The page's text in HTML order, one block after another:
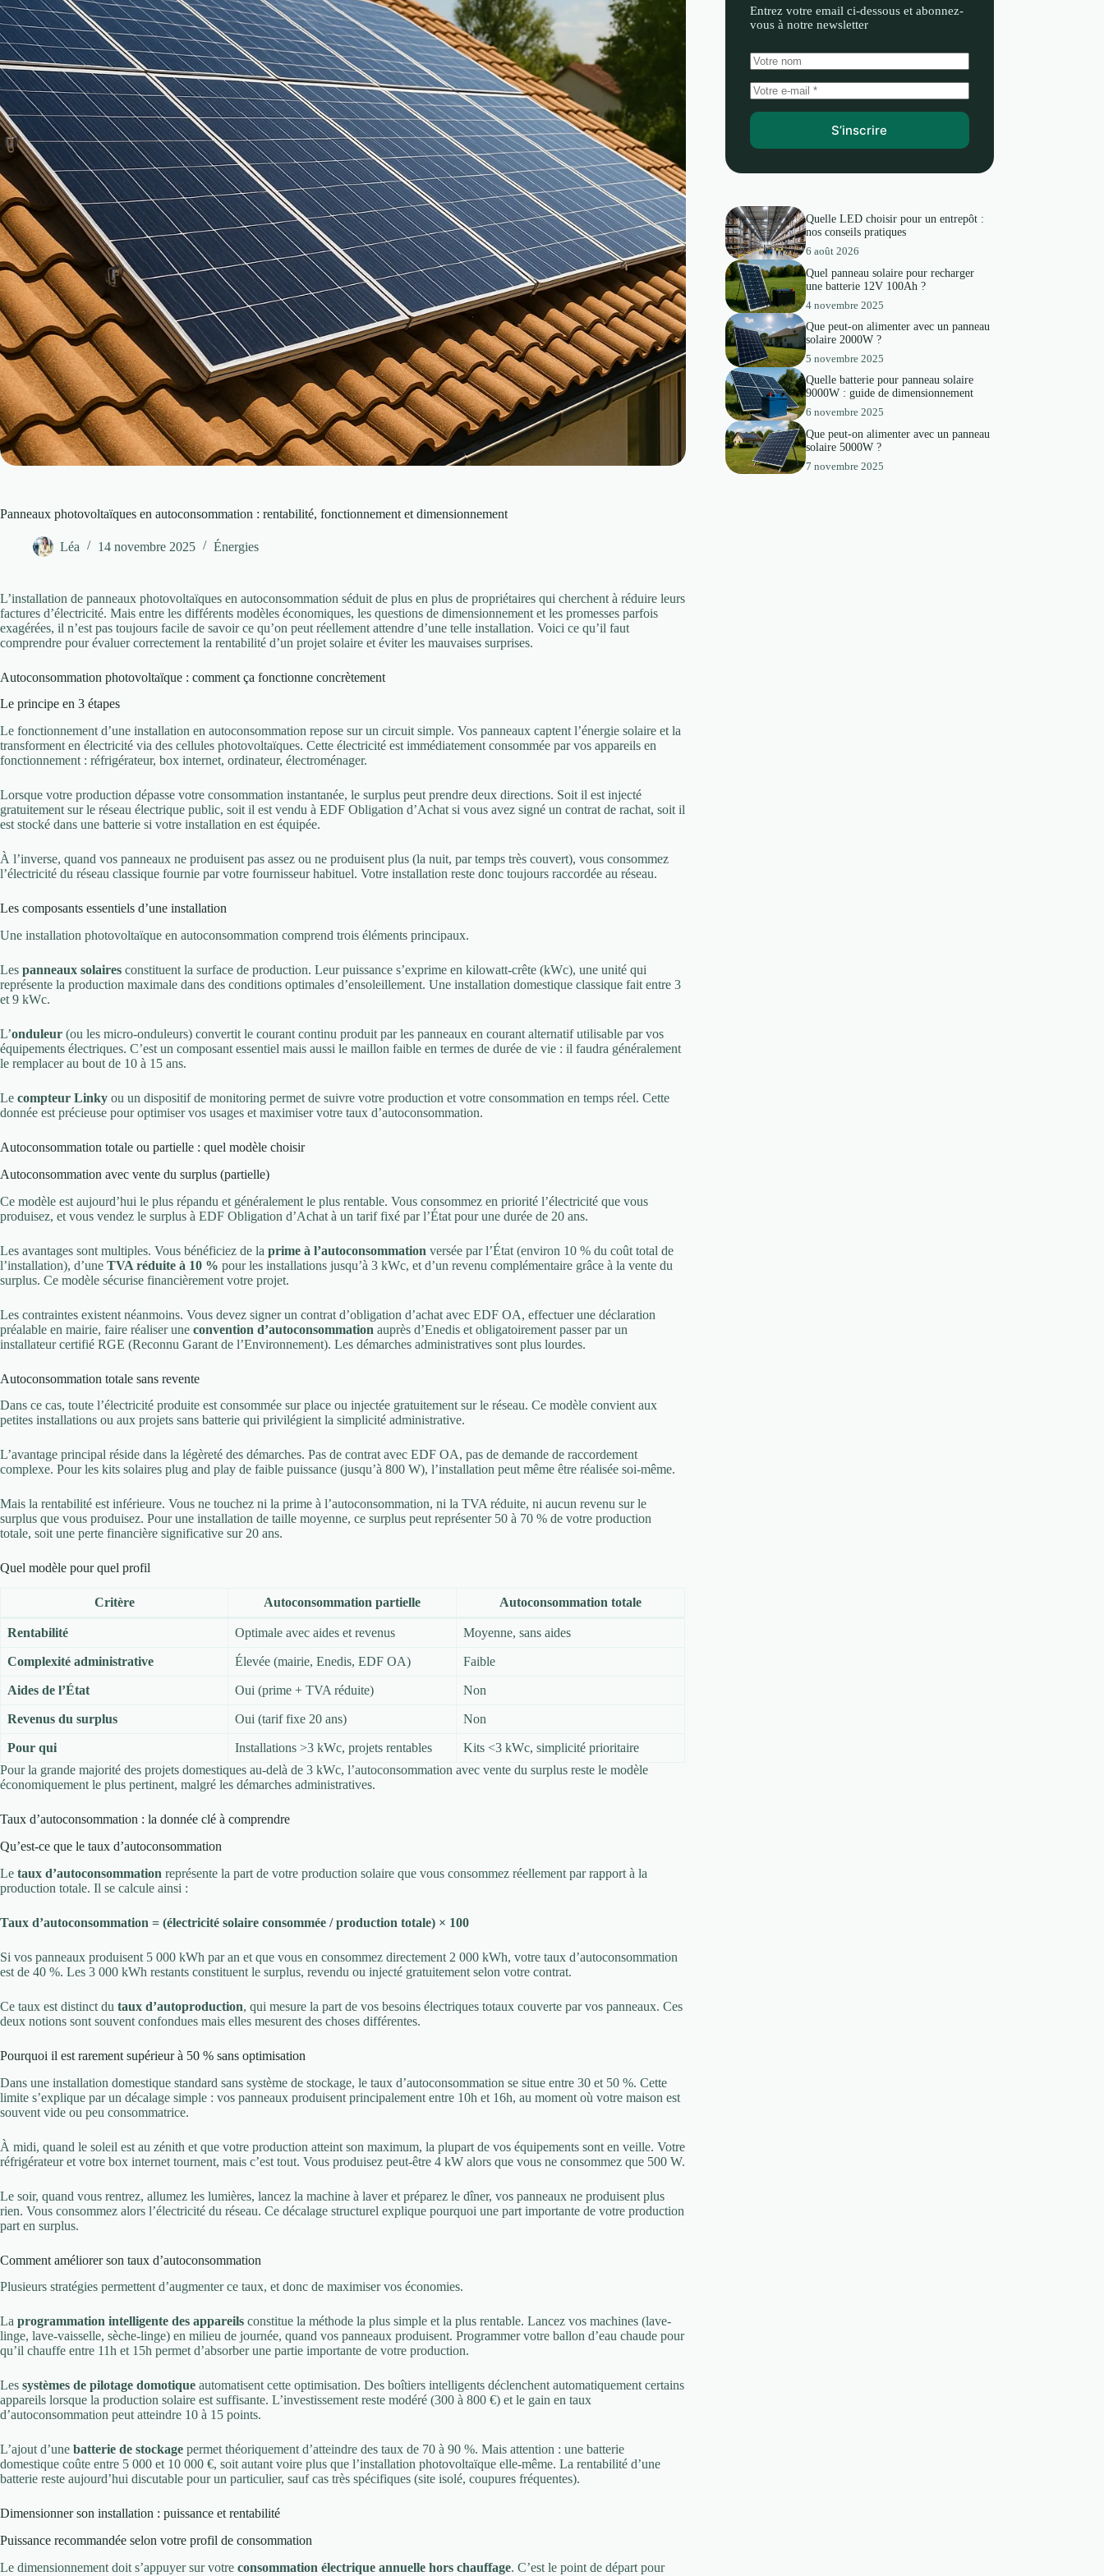
Panneaux photovoltaïques en autoconsommation : rentabilité, fonctionnement et dimensionnement
Léa 14 novembre 2025 Énergies
L’installation de panneaux photovoltaïques en autoconsommation séduit de plus en plus de propriétaires qui cherchent à réduire leurs
factures d’électricité. Mais entre les différents modèles économiques, les questions de dimensionnement et les promesses parfois
exagérées, il n’est pas toujours facile de savoir ce qu’on peut réellement attendre d’une telle installation. Voici ce qu’il faut
comprendre pour évaluer correctement la rentabilité d’un projet solaire et éviter les mauvaises surprises.
Autoconsommation photovoltaïque : comment ça fonctionne concrètement
Le principe en 3 étapes
Le fonctionnement d’une installation en autoconsommation repose sur un circuit simple. Vos panneaux captent l’énergie solaire et la
transforment en électricité via des cellules photovoltaïques. Cette électricité est immédiatement consommée par vos appareils en
fonctionnement : réfrigérateur, box internet, ordinateur, électroménager.
Lorsque votre production dépasse votre consommation instantanée, le surplus peut prendre deux directions. Soit il est injecté
gratuitement sur le réseau électrique public, soit il est vendu à EDF Obligation d’Achat si vous avez signé un contrat de rachat, soit il
est stocké dans une batterie si votre installation en est équipée.
À l’inverse, quand vos panneaux ne produisent pas assez ou ne produisent plus (la nuit, par temps très couvert), vous consommez
l’électricité du réseau classique fournie par votre fournisseur habituel. Votre installation reste donc toujours raccordée au réseau.
Les composants essentiels d’une installation
Une installation photovoltaïque en autoconsommation comprend trois éléments principaux.
Les panneaux solaires constituent la surface de production. Leur puissance s’exprime en kilowatt-crête (kWc), une unité qui
représente la production maximale dans des conditions optimales d’ensoleillement. Une installation domestique classique fait entre 3
et 9 kWc.
L’onduleur (ou les micro-onduleurs) convertit le courant continu produit par les panneaux en courant alternatif utilisable par vos
équipements électriques. C’est un composant essentiel mais aussi le maillon faible en termes de durée de vie : il faudra généralement
le remplacer au bout de 10 à 15 ans.
Le compteur Linky ou un dispositif de monitoring permet de suivre votre production et votre consommation en temps réel. Cette
donnée est précieuse pour optimiser vos usages et maximiser votre taux d’autoconsommation.
Autoconsommation totale ou partielle : quel modèle choisir
Autoconsommation avec vente du surplus (partielle)
Ce modèle est aujourd’hui le plus répandu et généralement le plus rentable. Vous consommez en priorité l’électricité que vous
produisez, et vous vendez le surplus à EDF Obligation d’Achat à un tarif fixé par l’État pour une durée de 20 ans.
Les avantages sont multiples. Vous bénéficiez de la prime à l’autoconsommation versée par l’État (environ 10 % du coût total de
l’installation), d’une TVA réduite à 10 % pour les installations jusqu’à 3 kWc, et d’un revenu complémentaire grâce à la vente du
surplus. Ce modèle sécurise financièrement votre projet.
Les contraintes existent néanmoins. Vous devez signer un contrat d’obligation d’achat avec EDF OA, effectuer une déclaration
préalable en mairie, faire réaliser une convention d’autoconsommation auprès d’Enedis et obligatoirement passer par un
installateur certifié RGE (Reconnu Garant de l’Environnement). Les démarches administratives sont plus lourdes.
Autoconsommation totale sans revente
Dans ce cas, toute l’électricité produite est consommée sur place ou injectée gratuitement sur le réseau. Ce modèle convient aux
petites installations ou aux projets sans batterie qui privilégient la simplicité administrative.
L’avantage principal réside dans la légèreté des démarches. Pas de contrat avec EDF OA, pas de demande de raccordement
complexe. Pour les kits solaires plug and play de faible puissance (jusqu’à 800 W), l’installation peut même être réalisée soi-même.
Mais la rentabilité est inférieure. Vous ne touchez ni la prime à l’autoconsommation, ni la TVA réduite, ni aucun revenu sur le
surplus que vous produisez. Pour une installation de taille moyenne, ce surplus peut représenter 50 à 70 % de votre production
totale, soit une perte financière significative sur 20 ans.
Quel modèle pour quel profil
Critère Autoconsommation partielle Autoconsommation totale
Rentabilité Optimale avec aides et revenus Moyenne, sans aides
Complexité administrative Élevée (mairie, Enedis, EDF OA) Faible
Aides de l’État Oui (prime + TVA réduite) Non
Revenus du surplus Oui (tarif fixe 20 ans) Non
Pour qui Installations >3 kWc, projets rentables
Kits <3 kWc, simplicité prioritaire
Pour la grande majorité des projets domestiques au-delà de 3 kWc, l’autoconsommation avec vente du surplus reste le modèle
économiquement le plus pertinent, malgré les démarches administratives.
Taux d’autoconsommation : la donnée clé à comprendre
Qu’est-ce que le taux d’autoconsommation
Le taux d’autoconsommation représente la part de votre production solaire que vous consommez réellement par rapport à la
production totale. Il se calcule ainsi :
Taux d’autoconsommation = (électricité solaire consommée / production totale) × 100
Si vos panneaux produisent 5 000 kWh par an et que vous en consommez directement 2 000 kWh, votre taux d’autoconsommation
est de 40 %. Les 3 000 kWh restants constituent le surplus, revendu ou injecté gratuitement selon votre contrat.
Ce taux est distinct du taux d’autoproduction, qui mesure la part de vos besoins électriques totaux couverte par vos panneaux. Ces
deux notions sont souvent confondues mais elles mesurent des choses différentes.
Pourquoi il est rarement supérieur à 50 % sans optimisation
Dans une installation domestique standard sans système de stockage, le taux d’autoconsommation se situe entre 30 et 50 %. Cette
limite s’explique par un décalage simple : vos panneaux produisent principalement entre 10h et 16h, au moment où votre maison est
souvent vide ou peu consommatrice.
À midi, quand le soleil est au zénith et que votre production atteint son maximum, la plupart de vos équipements sont en veille. Votre
réfrigérateur et votre box internet tournent, mais c’est tout. Vous produisez peut-être 4 kW alors que vous ne consommez que 500 W.
Le soir, quand vous rentrez, allumez les lumières, lancez la machine à laver et préparez le dîner, vos panneaux ne produisent plus
rien. Vous consommez alors l’électricité du réseau. Ce décalage structurel explique pourquoi une part importante de votre production
part en surplus.
Comment améliorer son taux d’autoconsommation
Plusieurs stratégies permettent d’augmenter ce taux, et donc de maximiser vos économies.
La programmation intelligente des appareils constitue la méthode la plus simple et la plus rentable. Lancez vos machines (lave-
linge, lave-vaisselle, sèche-linge) en milieu de journée, quand vos panneaux produisent. Programmer votre ballon d’eau chaude pour
qu’il chauffe entre 11h et 15h permet d’absorber une partie importante de votre production.
Les systèmes de pilotage domotique automatisent cette optimisation. Des boîtiers intelligents déclenchent automatiquement certains
appareils lorsque la production solaire est suffisante. L’investissement reste modéré (300 à 800 €) et le gain en taux
d’autoconsommation peut atteindre 10 à 15 points.
L’ajout d’une batterie de stockage permet théoriquement d’atteindre des taux de 70 à 90 %. Mais attention : une batterie
domestique coûte entre 5 000 et 10 000 €, soit autant voire plus que l’installation photovoltaïque elle-même. La rentabilité d’une
batterie reste aujourd’hui discutable pour un particulier, sauf cas très spécifiques (site isolé, coupures fréquentes).
Dimensionner son installation : puissance et rentabilité
Puissance recommandée selon votre profil de consommation
Le dimensionnement doit s’appuyer sur votre consommation électrique annuelle hors chauffage. C’est le point de départ pour
Entrez votre email ci-dessous et abonnez-
vous à notre newsletter
S’inscrire
Quelle LED choisir pour un entrepôt :
nos conseils pratiques
6 août 2026
Quel panneau solaire pour recharger
une batterie 12V 100Ah ?
4 novembre 2025
Que peut-on alimenter avec un panneau
solaire 2000W ?
5 novembre 2025
Quelle batterie pour panneau solaire
9000W : guide de dimensionnement
6 novembre 2025
Que peut-on alimenter avec un panneau
solaire 5000W ?
7 novembre 2025